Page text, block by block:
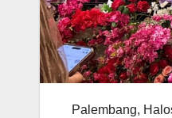
Palembang,